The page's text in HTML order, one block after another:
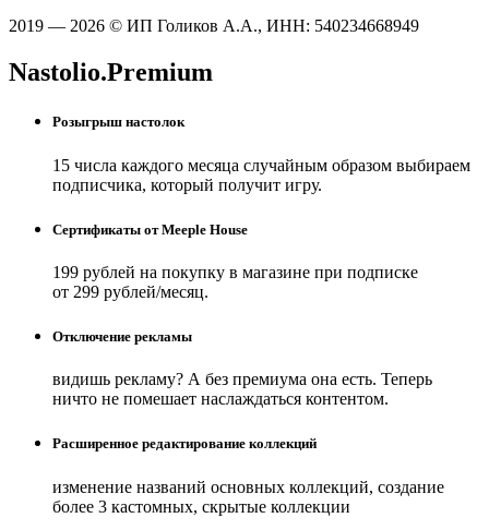
2019 — 2026 © ИП Голиков А.А., ИНН: 540234668949
Nastolio.Premium
Розыгрыш настолок
15 числа каждого месяца случайным образом выбираем
подписчика, который получит игру.
Сертификаты от Meeple House
199 рублей на покупку в магазине при подписке
от 299 рублей/месяц.
Отключение рекламы
видишь рекламу? А без премиума она есть. Теперь
ничто не помешает наслаждаться контентом.
Расширенное редактирование коллекций
изменение названий основных коллекций, создание
более 3 кастомных, скрытые коллекции